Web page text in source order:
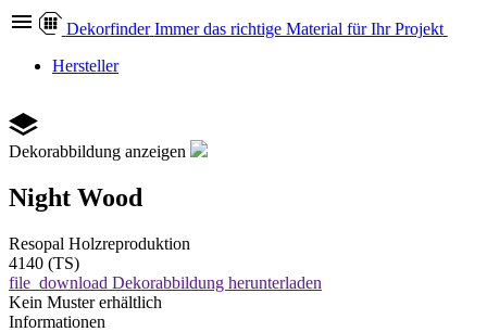
Dekorfinder Immer das richtige Material für Ihr Projekt
Hersteller
Dekorabbildung anzeigen
Night Wood
Resopal Holzreproduktion
4140 (TS)
file_download Dekorabbildung herunterladen
Kein Muster erhältlich
Informationen